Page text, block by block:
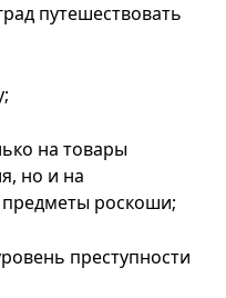
путешествовать
на товары
но и на
роскоши;
преступности